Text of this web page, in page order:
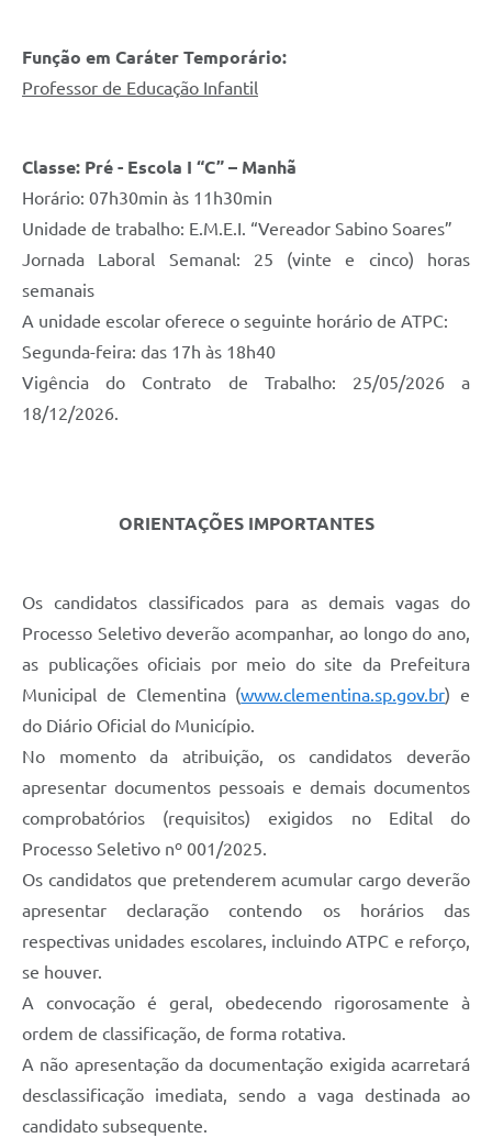
Função em Caráter Temporário:
Professor de Educação Infantil
Classe: Pré - Escola I “C” – Manhã
Horário: 07h30min às 11h30min
Unidade de trabalho: E.M.E.I. “Vereador Sabino Soares”
Jornada Laboral Semanal: 25 (vinte e cinco) horas
semanais
A unidade escolar oferece o seguinte horário de ATPC:
Segunda-feira: das 17h às 18h40
Vigência do Contrato de Trabalho: 25/05/2026 a
18/12/2026.
ORIENTAÇÕES IMPORTANTES
Os candidatos classificados para as demais vagas do
Processo Seletivo deverão acompanhar, ao longo do ano,
as publicações oficiais por meio do site da Prefeitura
Municipal de Clementina (www.clementina.sp.gov.br) e
do Diário Oficial do Município.
No momento da atribuição, os candidatos deverão
apresentar documentos pessoais e demais documentos
comprobatórios (requisitos) exigidos no Edital do
Processo Seletivo nº 001/2025.
Os candidatos que pretenderem acumular cargo deverão
apresentar declaração contendo os horários das
respectivas unidades escolares, incluindo ATPC e reforço,
se houver.
A convocação é geral, obedecendo rigorosamente à
ordem de classificação, de forma rotativa.
A não apresentação da documentação exigida acarretará
desclassificação imediata, sendo a vaga destinada ao
candidato subsequente.